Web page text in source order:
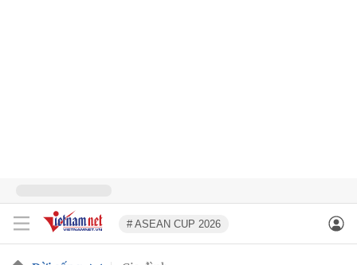
# ASEAN CUP 2026